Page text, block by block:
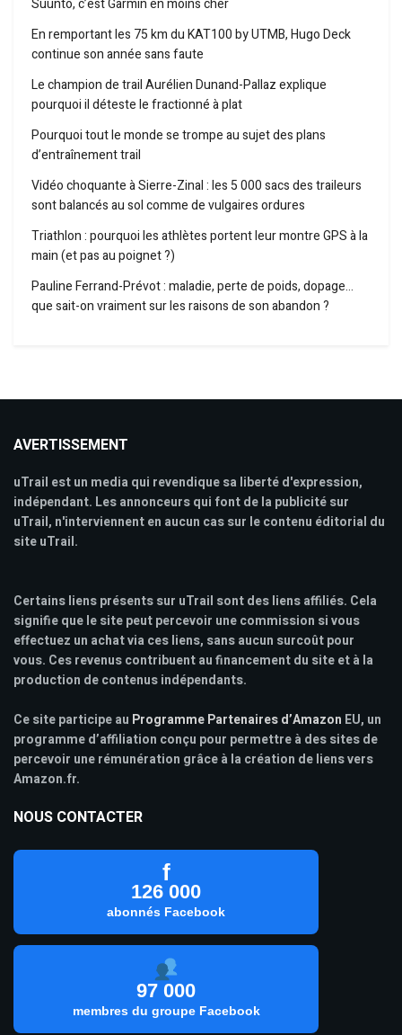
Suunto, c’est Garmin en moins cher
En remportant les 75 km du KAT100 by UTMB, Hugo Deck
continue son année sans faute
Le champion de trail Aurélien Dunand-Pallaz explique
pourquoi il déteste le fractionné à plat
Pourquoi tout le monde se trompe au sujet des plans
d’entraînement trail
Vidéo choquante à Sierre-Zinal : les 5 000 sacs des traileurs
sont balancés au sol comme de vulgaires ordures
Triathlon : pourquoi les athlètes portent leur montre GPS à la
main (et pas au poignet ?)
Pauline Ferrand-Prévot : maladie, perte de poids, dopage…
que sait-on vraiment sur les raisons de son abandon ?
AVERTISSEMENT
uTrail est un media qui revendique sa liberté d'expression,
indépendant. Les annonceurs qui font de la publicité sur
uTrail, n'interviennent en aucun cas sur le contenu éditorial du
site uTrail.
Certains liens présents sur uTrail sont des liens affiliés. Cela
signifie que le site peut percevoir une commission si vous
effectuez un achat via ces liens, sans aucun surcoût pour
vous. Ces revenus contribuent au financement du site et à la
production de contenus indépendants.
Ce site participe au Programme Partenaires d’Amazon EU, un
programme d’affiliation conçu pour permettre à des sites de
percevoir une rémunération grâce à la création de liens vers
Amazon.fr.
NOUS CONTACTER
f
126 000
abonnés Facebook
97 000
membres du groupe Facebook